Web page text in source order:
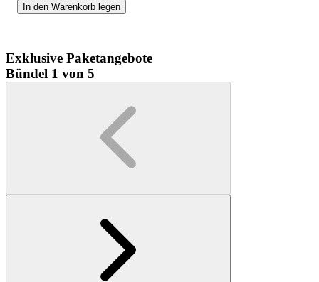
In den Warenkorb legen
Exklusive Paketangebote
Bündel 1 von 5